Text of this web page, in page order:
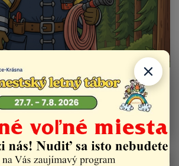
zvýšeného nebezpečenstva a